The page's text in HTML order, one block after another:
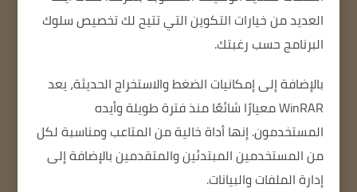
العديد من خيارات التكوين التي تتيح لك تخصيص سلوك
البرنامج حسب رغبتك.
بالإضافة إلى إمكانيات الضغط والاستخراج الحديثة، يعد
WinRAR معيارًا شائعًا منذ فترة طويلة وأيده
المستخدمون.إنها أداة خالية من المتاعب ومناسبة لكل
من المستخدمين المبتدئين والمتقدمين بالإضافة إلى
إدارة الملفات والبيانات.